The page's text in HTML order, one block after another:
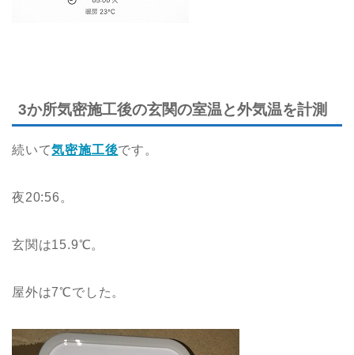
3か所気密施工後の玄関の室温と外気温を計測
続いて気密施工後です。
夜20:56。
玄関は15.9℃。
屋外は7℃でした。